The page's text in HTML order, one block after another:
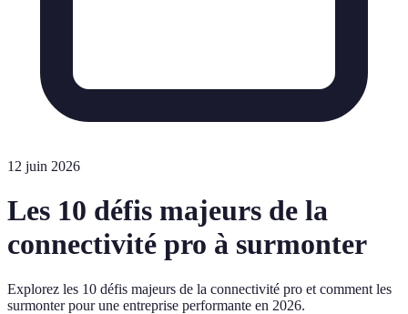
12 juin 2026
Les 10 défis majeurs de la
connectivité pro à surmonter
Explorez les 10 défis majeurs de la connectivité pro et comment les
surmonter pour une entreprise performante en 2026.